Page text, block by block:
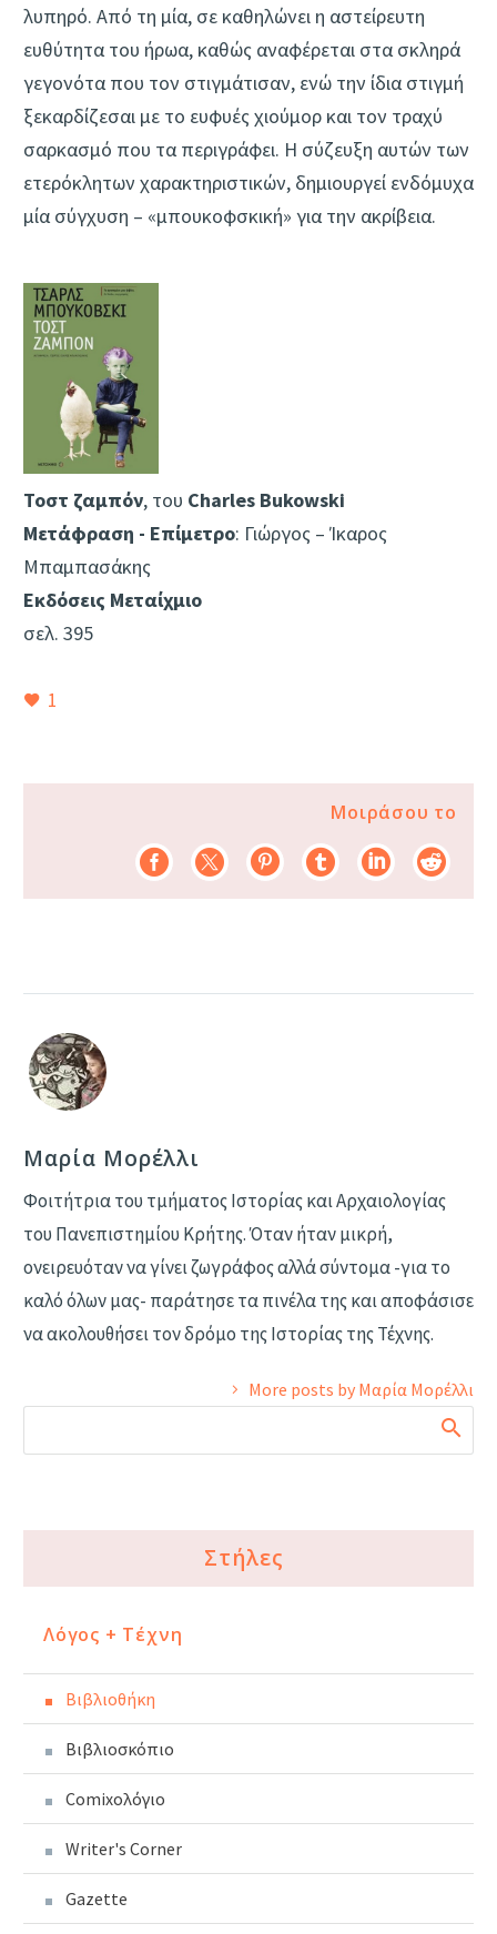
λυπηρό. Από τη μία, σε καθηλώνει η αστείρευτη
ευθύτητα του ήρωα, καθώς αναφέρεται στα σκληρά
γεγονότα που τον στιγμάτισαν, ενώ την ίδια στιγμή
ξεκαρδίζεσαι με το ευφυές χιούμορ και τον τραχύ
σαρκασμό που τα περιγράφει. Η σύζευξη αυτών των
ετερόκλητων χαρακτηριστικών, δημιουργεί ενδόμυχα
μία σύγχυση – «μπουκοφσκική» για την ακρίβεια.
Τοστ ζαμπόν, του Charles Bukowski
Μετάφραση - Επίμετρο: Γιώργος – Ίκαρος
Μπαμπασάκης
Εκδόσεις Μεταίχμιο
σελ. 395
1
Μοιράσου το
Μαρία Μορέλλι
Φοιτήτρια του τμήματος Ιστορίας και Αρχαιολογίας
του Πανεπιστημίου Κρήτης. Όταν ήταν μικρή,
ονειρευόταν να γίνει ζωγράφος αλλά σύντομα -για το
καλό όλων μας- παράτησε τα πινέλα της και αποφάσισε
να ακολουθήσει τον δρόμο της Ιστορίας της Τέχνης.
More posts by Μαρία Μορέλλι
Στήλες
Λόγος + Τέχνη
Βιβλιοθήκη
Βιβλιοσκόπιο
Comixoλόγιο
Writer's Corner
Gazette